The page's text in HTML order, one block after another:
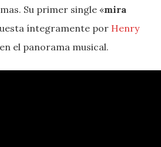
Su primer single «mira
íntegramente por Henry
en el panorama musical.